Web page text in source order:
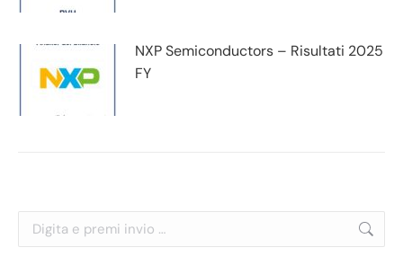
NXP Semiconductors – Risultati 2025
FY
Cerca: